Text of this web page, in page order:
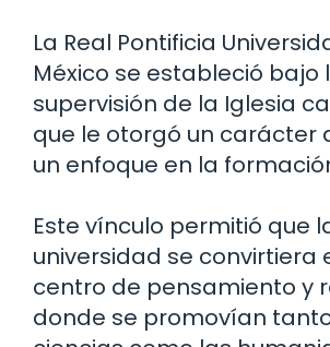
La Real Pontificia
México se estableció bajo
supervisión de la Iglesia
que le otorgó un carácter
un enfoque en la
Este vínculo permitió que
universidad se convirtiera
centro de pensamiento y
donde se promovían